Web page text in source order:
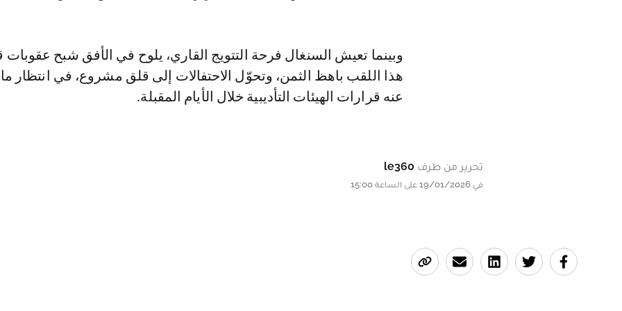
وبينما تعيش السنغال فرحة التتويج القاري، يلوح في الأفق شبح
هذا اللقب باهظ الثمن، وتحوّل الاحتفالات إلى قلق مشروع، في انتظار
عنه قرارات الهيئات التأديبية خلال الأيام المقبلة.
تحرير من طرف le360
في 19/01/2026 على الساعة 15:00